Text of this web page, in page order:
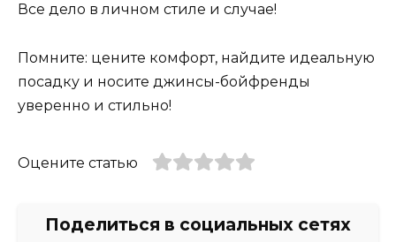
Все дело в личном стиле и случае!
Помните: цените комфорт, найдите идеальную
посадку и носите джинсы-бойфренды
уверенно и стильно!
Оцените статью